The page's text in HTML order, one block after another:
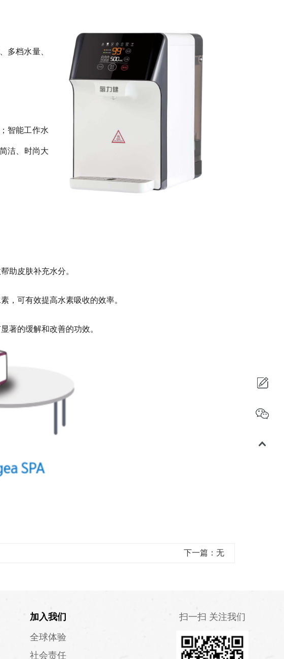
多档水量、
智能工作水
洁、时尚大
助皮肤补充水分。
，可有效提高水素吸收的效率。
著的缓解和改善的功效。
下一篇：无
扫一扫 关注我们
加入我们
全球体验
社会责任